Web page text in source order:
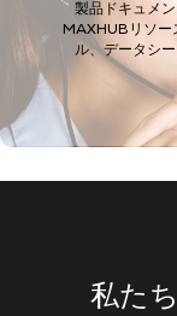
製品ドキュメ
MAXHUBリソー
ル、データシ
私た